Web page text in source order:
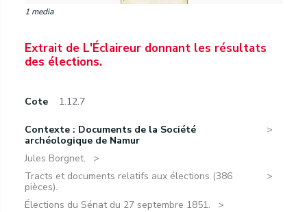
1 media
Extrait de L'Éclaireur donnant les résultats
des élections.
Cote 1.12.7
Contexte : Documents de la Société
archéologique de Namur
Jules Borgnet.
Tracts et documents relatifs aux élections (386
pièces).
Élections du Sénat du 27 septembre 1851.